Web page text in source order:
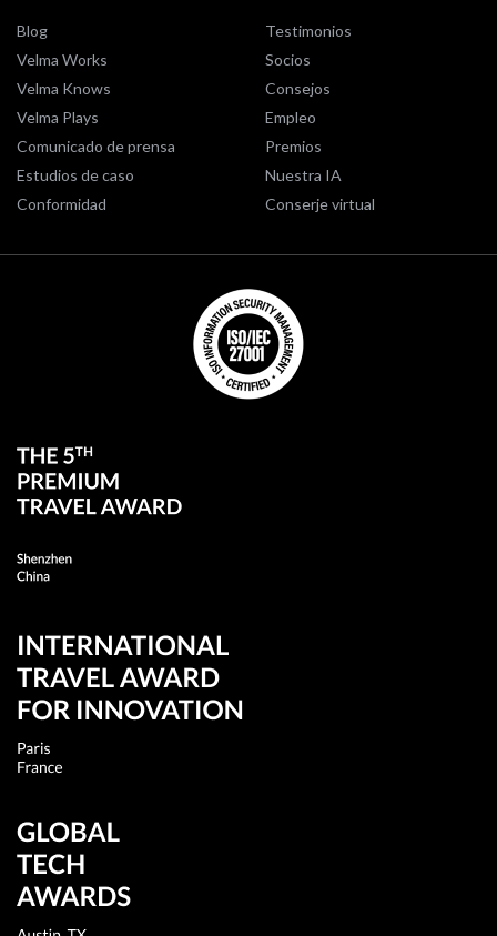
Blog
Velma Works
Velma Knows
Velma Plays
Comunicado de prensa
Estudios de caso
Conformidad
Testimonios
Socios
Consejos
Empleo
Premios
Nuestra IA
Conserje virtual